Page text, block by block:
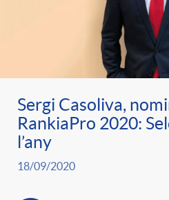
Sergi Casoliva,
RankiaPro 2020:
l’any
18/09/2020